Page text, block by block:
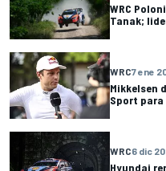
WRC
Tanak;
WRC7 ene
Mikkelsen
Sport para
WRC6 dic
Hyundai